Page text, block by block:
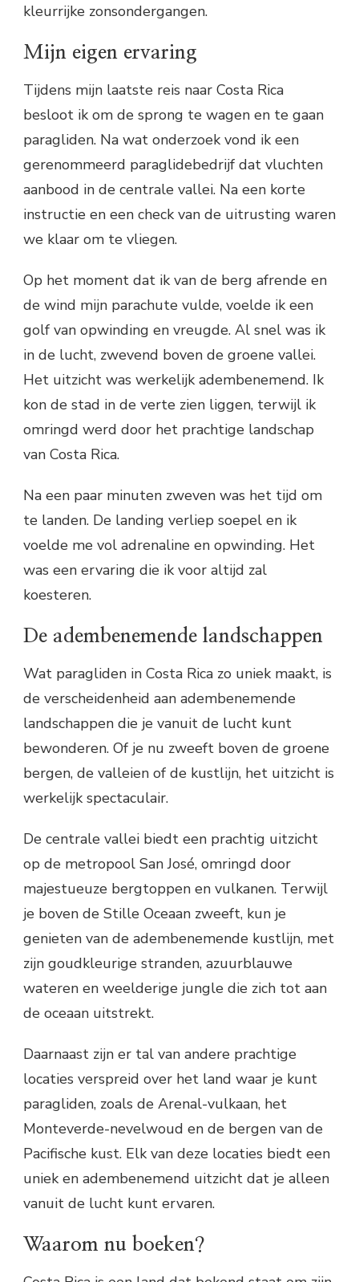
kleurrijke zonsondergangen.
Mijn eigen ervaring
Tijdens mijn laatste reis naar Costa Rica
besloot ik om de sprong te wagen en te gaan
paragliden. Na wat onderzoek vond ik een
gerenommeerd paraglidebedrijf dat vluchten
aanbood in de centrale vallei. Na een korte
instructie en een check van de uitrusting waren
we klaar om te vliegen.
Op het moment dat ik van de berg afrende en
de wind mijn parachute vulde, voelde ik een
golf van opwinding en vreugde. Al snel was ik
in de lucht, zwevend boven de groene vallei.
Het uitzicht was werkelijk adembenemend. Ik
kon de stad in de verte zien liggen, terwijl ik
omringd werd door het prachtige landschap
van Costa Rica.
Na een paar minuten zweven was het tijd om
te landen. De landing verliep soepel en ik
voelde me vol adrenaline en opwinding. Het
was een ervaring die ik voor altijd zal
koesteren.
De adembenemende landschappen
Wat paragliden in Costa Rica zo uniek maakt, is
de verscheidenheid aan adembenemende
landschappen die je vanuit de lucht kunt
bewonderen. Of je nu zweeft boven de groene
bergen, de valleien of de kustlijn, het uitzicht is
werkelijk spectaculair.
De centrale vallei biedt een prachtig uitzicht
op de metropool San José, omringd door
majestueuze bergtoppen en vulkanen. Terwijl
je boven de Stille Oceaan zweeft, kun je
genieten van de adembenemende kustlijn, met
zijn goudkleurige stranden, azuurblauwe
wateren en weelderige jungle die zich tot aan
de oceaan uitstrekt.
Daarnaast zijn er tal van andere prachtige
locaties verspreid over het land waar je kunt
paragliden, zoals de Arenal-vulkaan, het
Monteverde-nevelwoud en de bergen van de
Pacifische kust. Elk van deze locaties biedt een
uniek en adembenemend uitzicht dat je alleen
vanuit de lucht kunt ervaren.
Waarom nu boeken?